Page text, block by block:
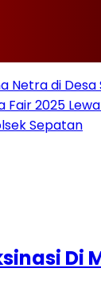
Netra di Desa
Fair 2025
Sepatan
Di